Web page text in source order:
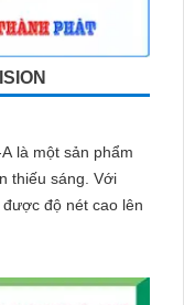
là một sản phẩm
sáng. Với
độ nét cao lên